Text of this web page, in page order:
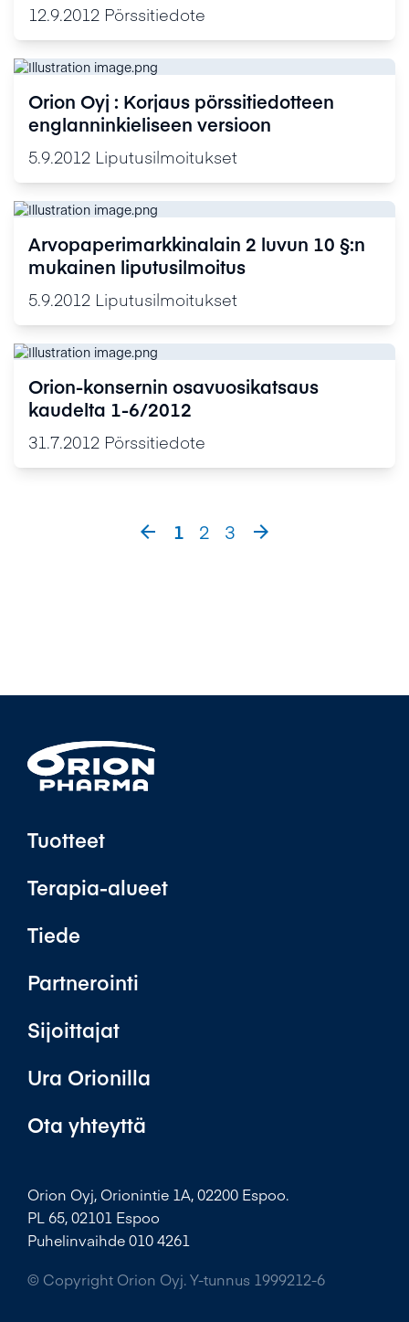
12.9.2012 Pörssitiedote
Orion Oyj : Korjaus pörssitiedotteen
englanninkieliseen versioon
5.9.2012 Liputusilmoitukset
Arvopaperimarkkinalain 2 luvun 10 §:n
mukainen liputusilmoitus
5.9.2012 Liputusilmoitukset
Orion-konsernin osavuosikatsaus
kaudelta 1-6/2012
31.7.2012 Pörssitiedote
 1 2 3 
Tuotteet
Terapia-alueet
Tiede
Partnerointi
Sijoittajat
Ura Orionilla
Ota yhteyttä
Orion Oyj, Orionintie 1A, 02200 Espoo.
PL 65, 02101 Espoo
Puhelinvaihde 010 4261
© Copyright Orion Oyj. Y-tunnus 1999212-6